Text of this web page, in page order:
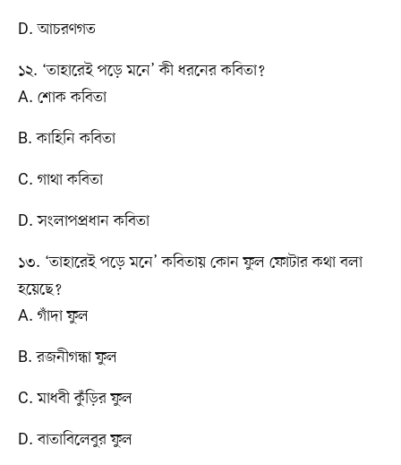
D. আচরণগত
১২. ‘তাহারেই পড়ে মনে’ কী ধরনের কবিতা?
A. শোক কবিতা
B. কাহিনি কবিতা
C. গাথা কবিতা
D. সংলাপপ্রধান কবিতা
১৩. ‘তাহারেই পড়ে মনে’ কবিতায় কোন ফুল ফোটার কথা বলা
হয়েছে?
A. গাঁদা ফুল
B. রজনীগন্ধা ফুল
C. মাধবী কুঁড়ির ফুল
D. বাতাবিলেবুর ফুল